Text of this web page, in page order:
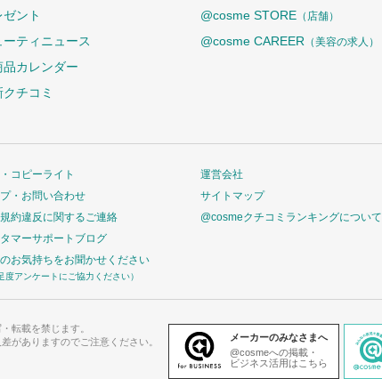
ゼント
ーティニュース
品カレンダー
チコミ
@cosme STORE （店舗）
@cosme CAREER （美容の求人）
コピーライト
・お問い合わせ
約違反に関するご連絡
マーサポートブログ
お気持ちをお聞かせください
度アンケートにご協力ください）
運営会社
サイトマップ
@cosmeクチコミランキングについて
転載を禁じます。
がありますのでご注意ください。
メーカーのみなさまへ
@cosmeへの掲載・
ビジネス活用はこちら